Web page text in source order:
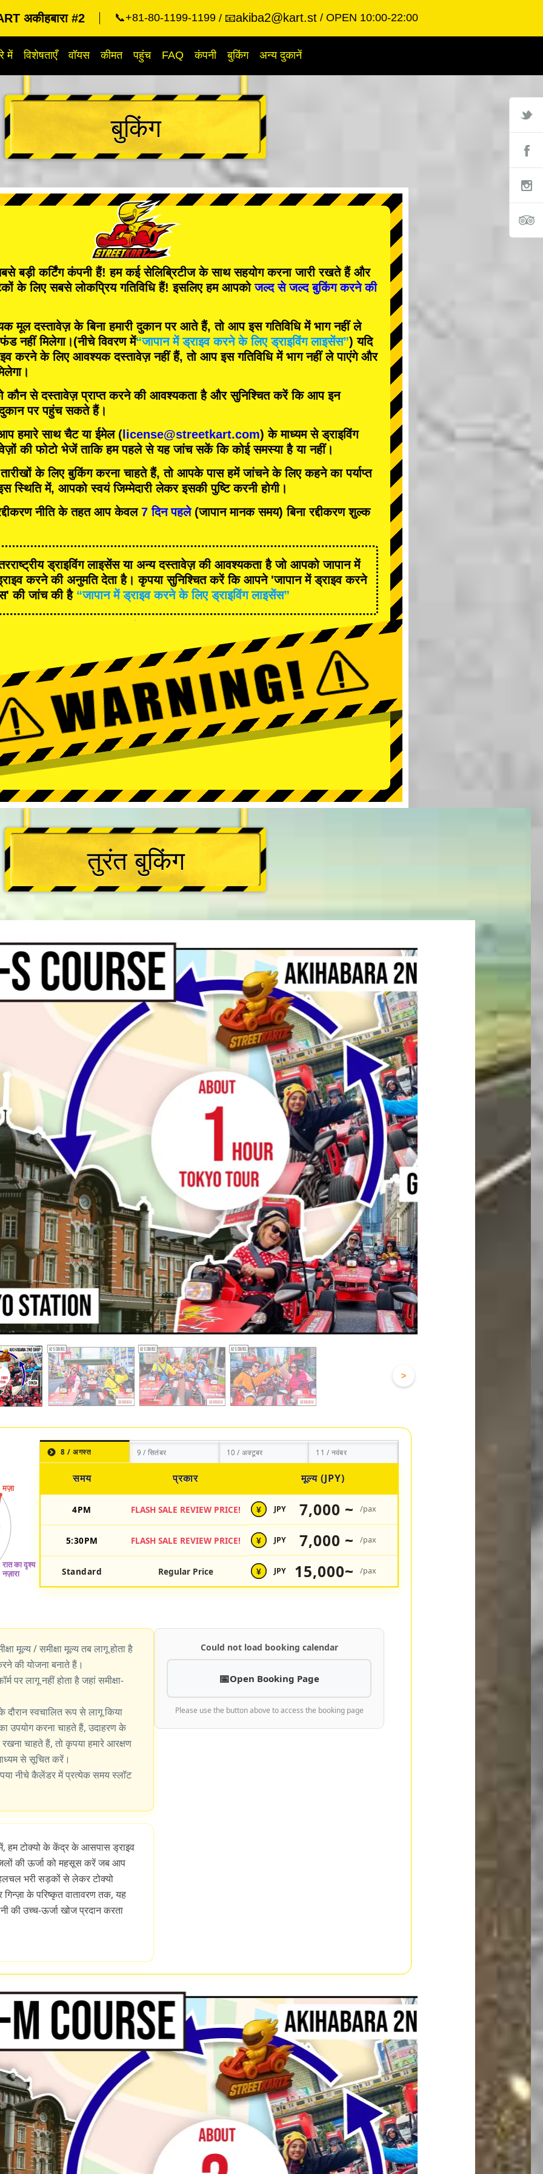
अकीहबारा #2 📞+81-80-1199-1199 📧akiba2@kart.st OPEN 10:00-22:00
में विशेषताएँ वॉयस कीमत पहुंच FAQ कंपनी बुकिंग अन्य दुकानें
बुकिंग
बड़ी कर्टिंग कंपनीहैं! हमकई सेलिब्रिटीजके साथ सहयोग करना जारी रखते हैं और
के लिएसबसे लोकप्रिय गतिविधिहैं! इसलिए हम आपकोजल्द से जल्द बुकिंग करने की
मूल दस्तावेज़ के बिना हमारी दुकान पर आते हैं, तो आप इस गतिविधि में भाग नहीं ले
नहीं मिलेगा।(नीचे विवरण में“जापान में ड्राइव करने के लिए ड्राइविंग लाइसेंस”) यदि
करने के लिए आवश्यक दस्तावेज़ नहीं हैं, तो आप इस गतिविधि में भाग नहीं ले पाएंगे और
कौन से दस्तावेज़ प्राप्त करने की आवश्यकता है और सुनिश्चित करें कि आप इन
दुकान पर पहुंच सकते हैं।
हमारे साथ चैट या ईमेल ( license@streetkart.com) के माध्यम से ड्राइविंग
की फोटो भेजें ताकि हम पहले से यह जांच सकें कि कोई समस्या है या नहीं।
के लिए बुकिंग करना चाहते हैं, तो आपके पास हमें जांचने के लिए कहने का पर्याप्त
स्थिति में, आपको स्वयं जिम्मेदारी लेकर इसकी पुष्टि करनी होगी।
नीति के तहत आप केवल7 दिन पहले(जापान मानक समय) बिना रद्दीकरण शुल्क
ड्राइविंग लाइसेंस या अन्य दस्तावेज़ की आवश्यकता है जो आपको जापान में
करने की अनुमति देता है। कृपया सुनिश्चित करें कि आपने 'जापान में ड्राइव करने
की जांच की है “जापान में ड्राइव करने के लिए ड्राइविंग लाइसेंस”
तुरंत बुकिंग
>
8 / अगस्त 9 / सितंबर 10 / अक्टूबर 11 / नवंबर
समय प्रकार मूल्य (JPY)
4PM FLASH SALE REVIEW PRICE! ¥ JPY 7,000 ~ /pax
5:30PM FLASH SALE REVIEW PRICE! ¥ JPY 7,000 ~ /pax
Standard Regular Price ¥ JPY 15,000~ /pax
मूल्य / समीक्षा मूल्य तब लागू होता है
की योजना बनाते हैं।
पर लागू नहीं होता है जहां समीक्षा-
स्वचालित रूप से लागू किया
उपयोग करना चाहते हैं, उदाहरण के
चाहते हैं, तो कृपया हमारे आरक्षण
से सूचित करें।
नीचे कैलेंडर में प्रत्येक समय स्लॉट
हम टोक्यो के केंद्र के आसपास ड्राइव
की ऊर्जा को महसूस करें जब आप
भरी सड़कों से लेकर टोक्यो
के परिष्कृत वातावरण तक, यह
की उच्च-ऊर्जा खोज प्रदान करता
Could not load booking calendar
Open Booking Page
Please use the button above to access the booking page